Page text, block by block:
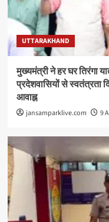
UTTARAKHAND
मुख्यमंत्री ने हर घर तिरंगा
प्रदेशवासियों से स्वतंत्रता
आवाह्न
jansamparklive.com 9